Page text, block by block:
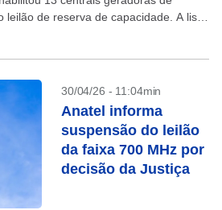
de reserva de capacidade. A lista
30/04/26 - 11:04min
Anatel informa
suspensão do leilão
da faixa 700 MHz por
decisão da Justiça